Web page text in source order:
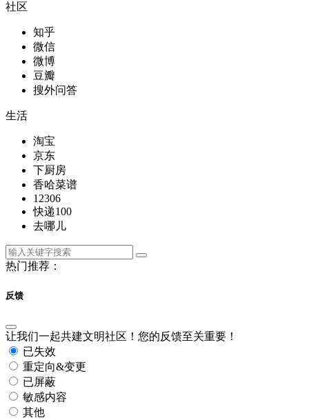
社区
知乎
微信
微博
豆瓣
搜外问答
生活
淘宝
京东
下厨房
香哈菜谱
12306
快递100
去哪儿
热门推荐：
反馈
让我们一起共建文明社区！您的反馈至关重要！
已失效
重定向&变更
已屏蔽
敏感内容
其他